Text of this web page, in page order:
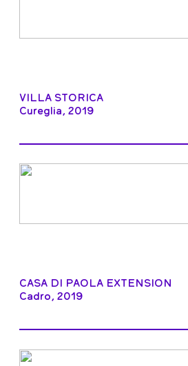
VILLA STORICA
Cureglia, 2019
CASA DI PAOLA EXTENSION
Cadro, 2019